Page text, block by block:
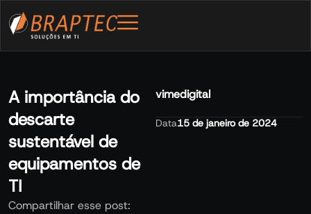
A importância do
descarte
sustentável de
equipamentos de
TI
Compartilhar esse post:
vimedigital
Data15 de janeiro de 2024